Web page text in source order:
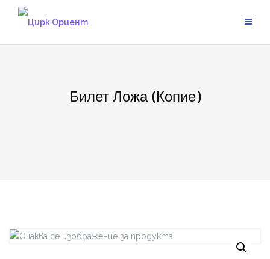
Билет Ложа (Копие)